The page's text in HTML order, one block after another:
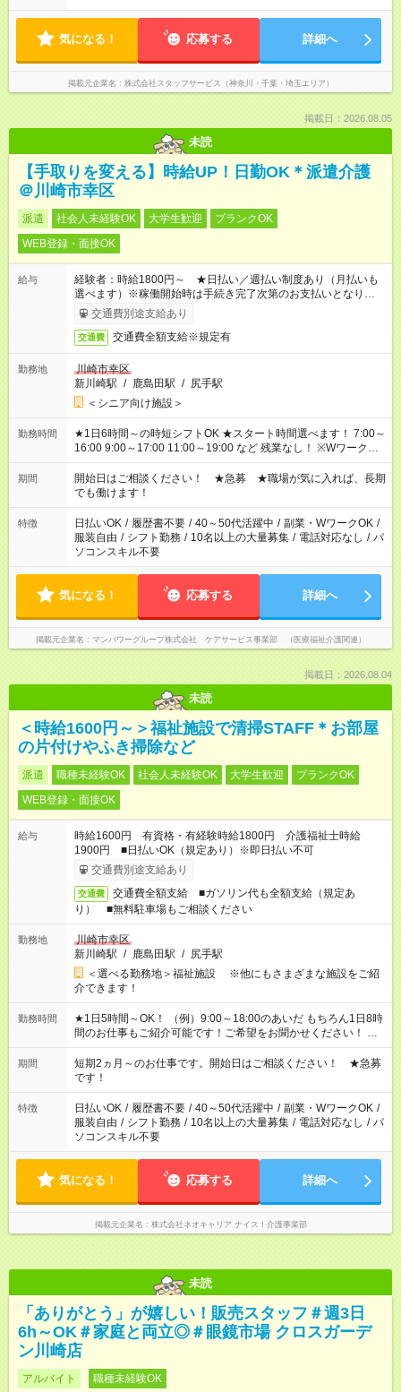
気になる！ 応募する 詳細へ
掲載元企業名 株式会社スタッフサービス（神奈川・千葉・埼玉エリア）
掲載日：2026.08.05
未読
【手取りを変える】時給UP！日勤OK＊派遣介護
＠川崎市幸区
派遣 社会人未経験OK 大学生歓迎
ブランクOK
WEB登録・面接OK
給与
経験者：時給1800円～ ★日払い／週払い制度あり（月払いも
選べます）※稼働開始時は手続き完了次第のお支払いとなりま
す。交通費別途支給あり
交通費 交通費全額支給※規定有
勤務地
川崎市幸区
新川崎駅 / 鹿島田駅 / 尻手駅
＜シニア向け施設＞
勤務時間
★1日6時間～の時短シフトOK ★スタート時間選べます！ 7:00～
16:00 9:00～17:00 11:00～19:00 など 残業なし！ ※Wワークの
場合、他のお仕事と合わせ週40時間超の就業はご案内できませ
ん ※法令に基づき、週20時間以上勤務は社会保険への加入対象
となります ※労働者派遣法（日雇い派遣の原則禁止）により、
短時間・短期間の就業はご案内が難しい場合があります
期間
開始日はご相談ください！ ★急募 ★職場が気に入れば、長期
でも働けます！
特徴 日払いOK / 履歴書不要 / 40～50代活躍中 / 副業・WワークOK /
服装自由 / シフト勤務 / 10名以上の大量募集 / 電話対応なし / パ
ソコンスキル不要
気になる！ 応募する 詳細へ
掲載元企業名 マンパワーグループ株式会社 ケアサービス事業部 （医療福祉介護関連）
掲載日：2026.08.04
未読
＜時給1600円～＞福祉施設で清掃STAFF＊お部屋
の片付けやふき掃除など
派遣 職種未経験OK 社会人未経験OK 大学生歓迎
ブランクOK
WEB登録・面接OK
給与
時給1600円 有資格・有経験時給1800円 介護福祉士時給
1900円 ■日払いOK（規定あり）※即日払い不可
交通費別途支給あり
交通費
交通費全額支給 ■ガソリン代も全額支給（規定あ
り） ■無料駐車場もご相談ください
勤務地
川崎市幸区
新川崎駅 / 鹿島田駅 / 尻手駅
＜選べる勤務地＞福祉施設 ※他にもさまざまな施設をご紹
介できます！
勤務時間
★1日5時間～OK！ （例）9:00～18:00のあいだ もちろん1日8時
間のお仕事もご紹介可能です！ご希望をお聞かせください！ ★
家庭の都合でお休みが必要な場合も遠慮なくご相談ください。
※週最低15時間以上の勤務が必要です
期間
短期2ヵ月～のお仕事です。開始日はご相談ください！ ★急募
です！
特徴 日払いOK / 履歴書不要 / 40～50代活躍中 / 副業・WワークOK /
服装自由 / シフト勤務 / 10名以上の大量募集 / 電話対応なし / パ
ソコンスキル不要
気になる！ 応募する 詳細へ
掲載元企業名 株式会社ネオキャリア ナイス！介護事業部
未読
「ありがとう」が嬉しい！販売スタッフ＃週3日
6h～OK＃家庭と両立◎＃眼鏡市場 クロスガーデ
ン川崎店
アルバイト 職種未経験OK